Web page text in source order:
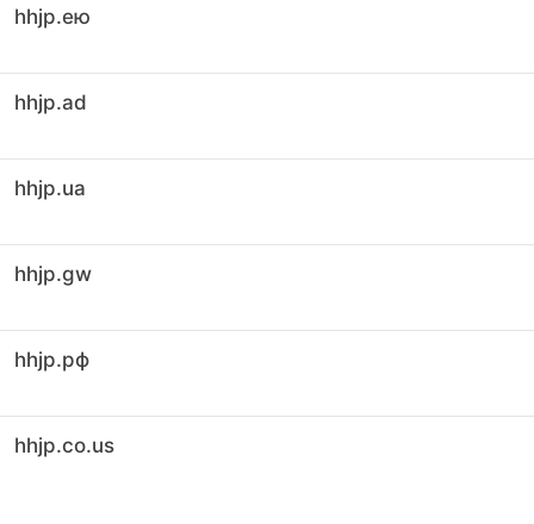
hhjp.ею
hhjp.ad
hhjp.ua
hhjp.gw
hhjp.рф
hhjp.co.us